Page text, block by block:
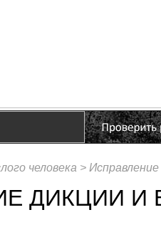
человека >
ДИКЦИИ И